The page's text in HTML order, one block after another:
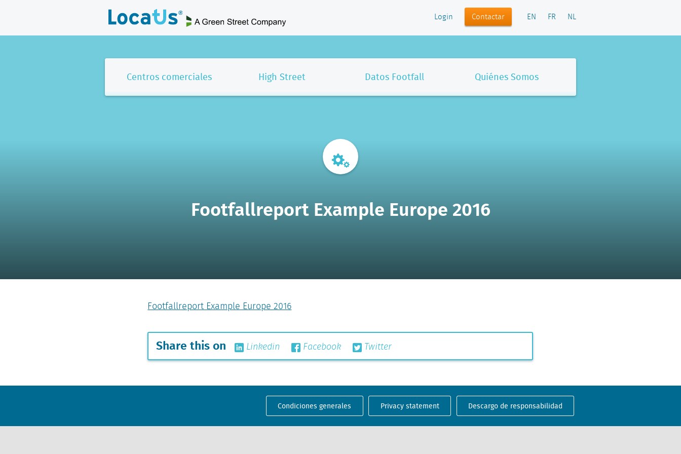
Login Contactar EN FR NL
Centros comerciales High Street Datos Footfall Quiénes Somos
Footfallreport Example Europe 2016
Footfallreport Example Europe 2016
Share this on Linkedin Facebook Twitter
Condiciones generales Privacy statement Descargo de responsabilidad